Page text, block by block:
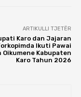
ARTIKULLI TJETËR
Karo dan Jajaran
Ikuti Pawai
Oikumene Kabupaten
Karo Tahun 2026